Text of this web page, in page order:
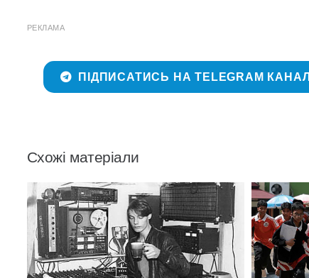
РЕКЛАМА
ПІДПИСАТИСЬ НА TELEGRAM КАНАЛ
Схожі матеріали